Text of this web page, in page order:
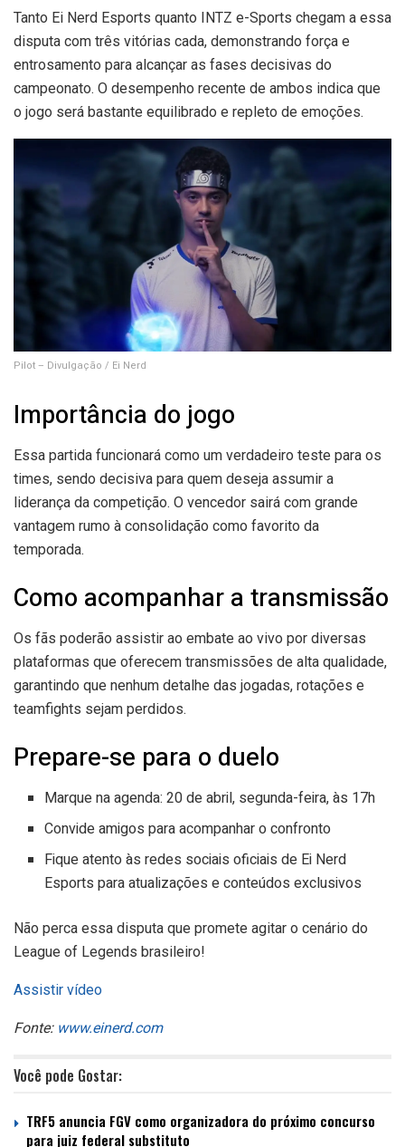
Tanto Ei Nerd Esports quanto INTZ e-Sports chegam a essa
disputa com três vitórias cada, demonstrando força e
entrosamento para alcançar as fases decisivas do
campeonato. O desempenho recente de ambos indica que
o jogo será bastante equilibrado e repleto de emoções.
Pilot – Divulgação / Ei Nerd
Importância do jogo
Essa partida funcionará como um verdadeiro teste para os
times, sendo decisiva para quem deseja assumir a
liderança da competição. O vencedor sairá com grande
vantagem rumo à consolidação como favorito da
temporada.
Como acompanhar a transmissão
Os fãs poderão assistir ao embate ao vivo por diversas
plataformas que oferecem transmissões de alta qualidade,
garantindo que nenhum detalhe das jogadas, rotações e
teamfights sejam perdidos.
Prepare-se para o duelo
Marque na agenda: 20 de abril, segunda-feira, às 17h
Convide amigos para acompanhar o confronto
Fique atento às redes sociais oficiais de Ei Nerd
Esports para atualizações e conteúdos exclusivos
Não perca essa disputa que promete agitar o cenário do
League of Legends brasileiro!
Assistir vídeo
Fonte: www.einerd.com
Você pode Gostar:
TRF5 anuncia FGV como organizadora do próximo concurso
para juiz federal substituto